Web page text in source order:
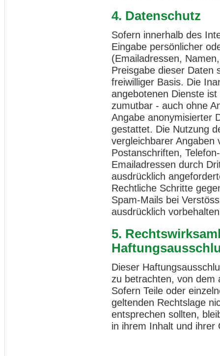
4. Datenschutz
Sofern innerhalb des
Eingabe persönlicher
(Emailadressen,
Preisgabe dieser Daten
freiwilliger Basis. Die
angebotenen Dienste
zumutbar - auch ohne
Angabe anonymisierter
gestattet. Die Nutzung
vergleichbarer Angaben
Postanschriften,
Emailadressen durch
ausdrücklich
Rechtliche Schritte
Spam-Mails bei
ausdrücklich
5.
Dieser
zu betrachten, von dem
Sofern Teile oder
geltenden Rechtslage
entsprechen sollten,
in ihrem Inhalt und ihrer